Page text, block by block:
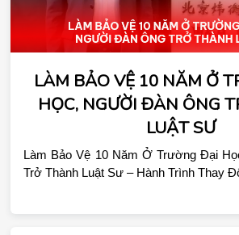
LÀM BẢO VỆ 10 NĂM Ở
HỌC, NGƯỜI ĐÀN ÔNG
LUẬT SƯ
Làm Bảo Vệ 10 Năm Ở Trường Đại
Trở Thành Luật Sư – Hành Trình Thay